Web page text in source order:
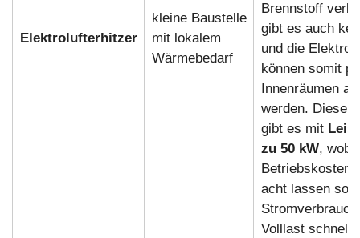
Elektrolufterhitzer
kleine Baustelle
mit lokalem
Wärmebedarf
Brennstoff
gibt es auch
und die
können somit
Innenräumen
werden. Diese
gibt es mit
zu 50 kW,
Betriebskosten
acht lassen
Volllast schnell